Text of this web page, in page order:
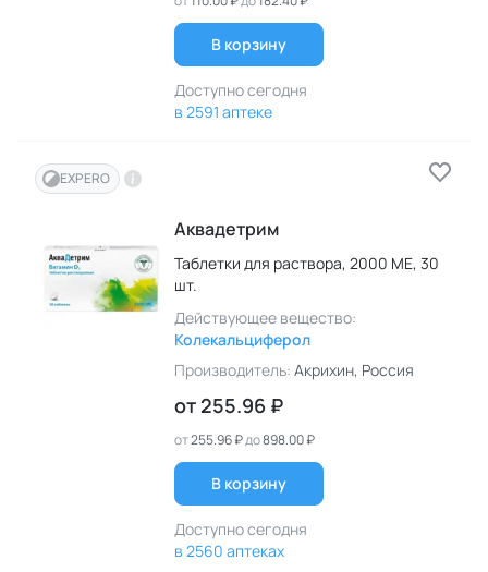
В корзину
Доступно сегодня
в 2591 аптеке
EXPERO
Аквадетрим
Таблетки для раствора, 2000 МЕ, 30
шт.
Действующее вещество:
Колекальциферол
Производитель: Акрихин, Россия
от 255.96 ₽
от255.96 ₽до898.00 ₽
В корзину
Доступно сегодня
в 2560 аптеках